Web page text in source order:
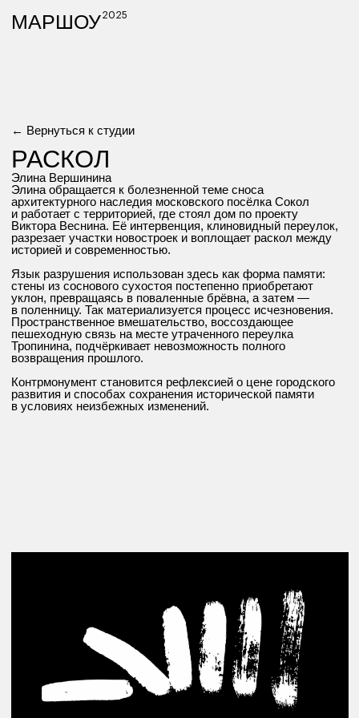
МАРШОУ
Элина Вершинина
Элина обращается к болезненной теме сноса
и работает с территорией, где стоял дом по проекту
Виктора Веснина. Её интервенция, клиновидный переулок,
разрезает участки новостроек и воплощает раскол между
историей и современностью.
Язык разрушения использован здесь как форма памяти:
стены из соснового сухостоя постепенно приобретают
уклон, превращаясь в поваленные брёвна, а затем —
в поленницу. Так материализуется процесс исчезновения.
Пространственное вмешательство, воссоздающее
пешеходную связь на месте утраченного переулка
Тропинина, подчёркивает невозможность полного
возвращения прошлого.
Контрмонумент становится рефлексией о цене городского
развития и способах сохранения исторической памяти
в условиях неизбежных изменений.
Обратная связь / нашли ошибку?
2023 2024